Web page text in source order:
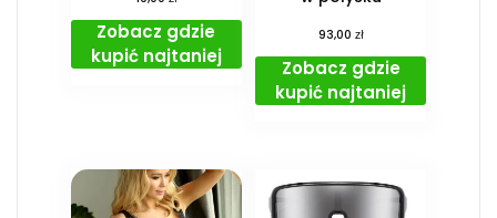
Zobacz gdzie
kupić najtaniej
93,00 zł
Zobacz gdzie
kupić najtaniej